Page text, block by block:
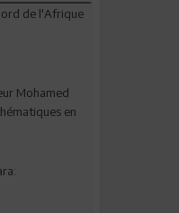
de l'Afrique
Mohamed
en